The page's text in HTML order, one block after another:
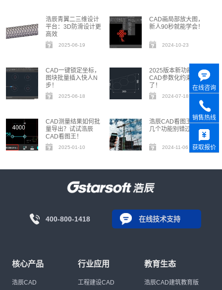
浩辰青翼二三维设计
平台：3D防滑设计更
高效
2025-06-19
CAD画局部放大图，
新人90秒就能学会！
2024-10-23
CAD一键锁定坐标，
图块批量插入快人N
步！
2025-06-18
2025版本新功能，
CAD参数化约束来
了！
2024-07-18
CAD测量结果如何批
量导出？试试浩辰
CAD看图王！
2025-01-10
浩辰CAD看图王 | 这
几个功能别错过！
2024-11-06
400-800-1418 在线技术支持
核心产品
浩辰CAD
行业应用
工程建设CAD
教育生态
浩辰CAD建筑教育版
在线咨询
销售热线
获取报价